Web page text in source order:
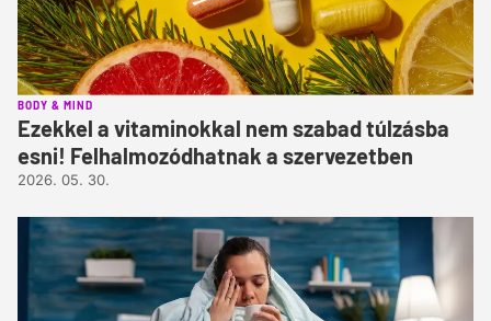
BODY & MIND
Ezekkel a vitaminokkal nem szabad túlzásba
esni! Felhalmozódhatnak a szervezetben
2026. 05. 30.